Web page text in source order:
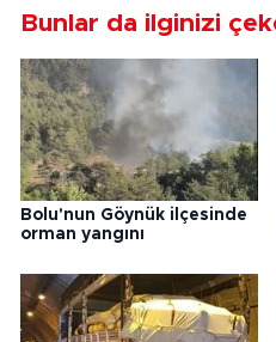
Bunlar da ilginizi
Bolu'nun Göynük ilçesinde
orman yangını